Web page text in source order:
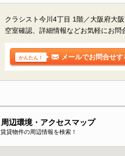
クラシスト今川4丁目 1階／大阪府大
空室確認、詳細情報などお気軽にお問
かんたん！ メールでお問合せす
周辺環境・アクセスマップ
賃貸物件の周辺情報を検索！